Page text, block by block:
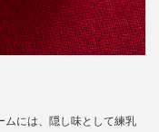
ムには、隠し味として練乳